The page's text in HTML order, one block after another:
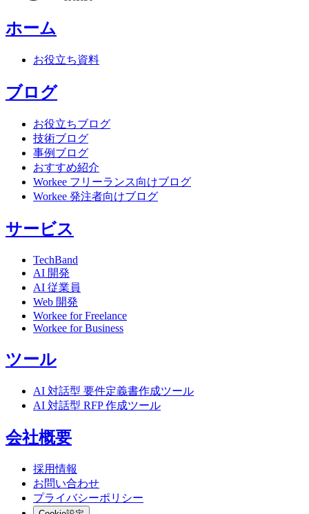
ホーム
お役立ち資料
ブログ
お役立ちブログ
技術ブログ
事例ブログ
おすすめ紹介
Workee フリーランス向けブログ
Workee 発注者向けブログ
サービス
TechBand
AI 開発
AI 従業員
Web 開発
Workee for Freelance
Workee for Business
ツール
AI 対話型 要件定義書作成ツール
AI 対話型 RFP 作成ツール
会社概要
採用情報
お問い合わせ
プライバシーポリシー